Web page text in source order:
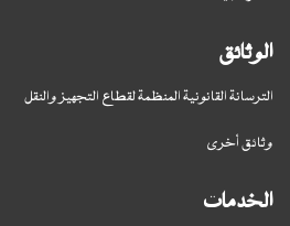
الوثائق
الترسانة القانونية المنظمة لقطاع التجهيز والنقل
وثائق أخرى
الخدمات